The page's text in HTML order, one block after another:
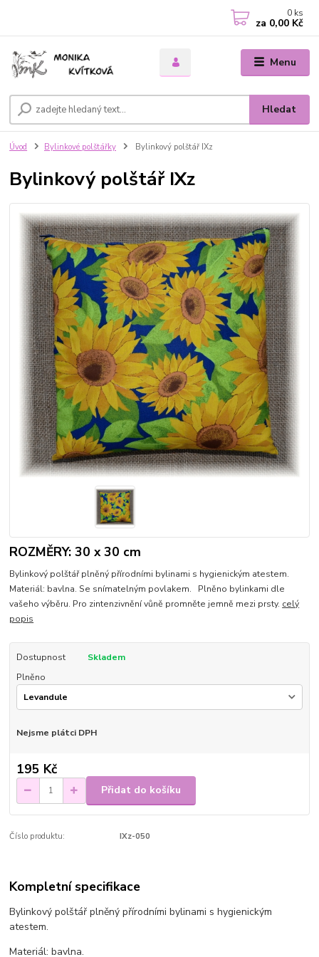
Menu
Hledat
0 ks
za 0,00 Kč
Úvod Bylinkové polštářky Bylinkový polštář IXz
Bylinkový polštář IXz
ROZMĚRY: 30 x 30 cm
Bylinkový polštář plněný přírodními bylinami s hygienickým atestem.
Materiál: bavlna. Se snímatelným povlakem. Plněno bylinkami dle
vašeho výběru. Pro zintenzivnění vůně promněte jemně mezi prsty. celý
popis
Dostupnost
Skladem
Plněno
Nejsme plátci DPH
195 Kč
Přidat do košíku
Číslo produktu: IXz-050
Kompletní specifikace
Bylinkový polštář plněný přírodními bylinami s hygienickým
atestem.
Materiál: bavlna.